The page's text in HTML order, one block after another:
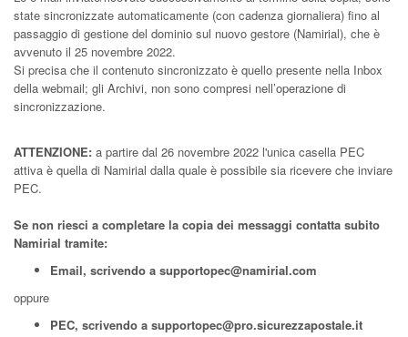
state sincronizzate automaticamente (con cadenza giornaliera) fino al
passaggio di gestione del dominio sul nuovo gestore (Namirial), che è
avvenuto il 25 novembre 2022.
Si precisa che il contenuto sincronizzato è quello presente nella Inbox
della webmail; gli Archivi, non sono compresi nell’operazione di
sincronizzazione.
ATTENZIONE: a partire dal 26 novembre 2022 l'unica casella PEC
attiva è quella di Namirial dalla quale è possibile sia ricevere che inviare
PEC.
Se non riesci a completare la copia dei messaggi contatta subito
Namirial tramite:
Email, scrivendo a supportopec@namirial.com
oppure
PEC, scrivendo a supportopec@pro.sicurezzapostale.it